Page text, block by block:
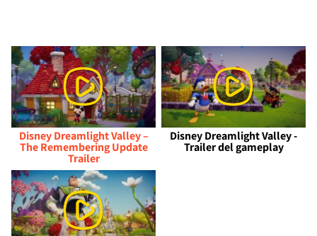
Disney Dreamlight Valley –
The Remembering Update
Trailer
Disney Dreamlight Valley -
Trailer del gameplay